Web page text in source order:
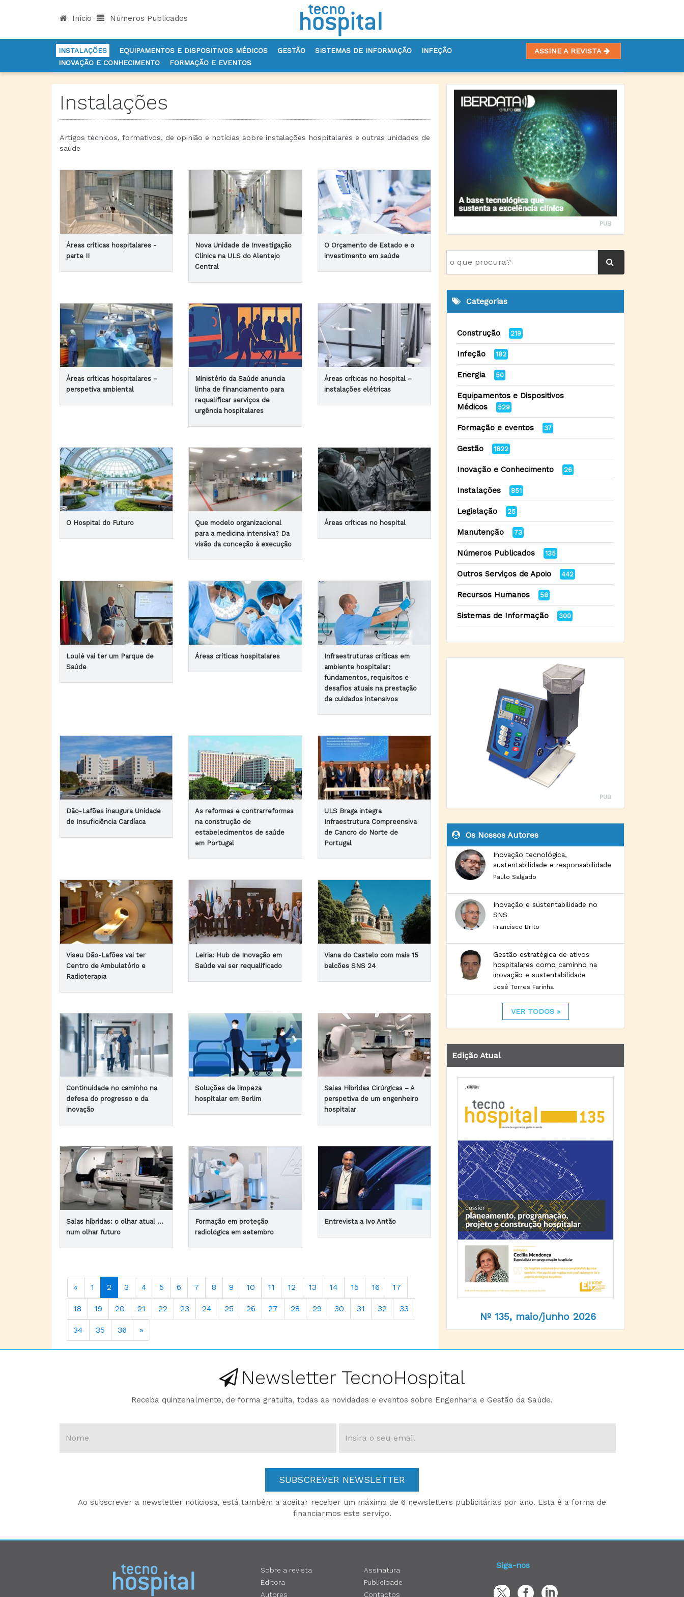
Início Números Publicados
INSTALAÇÕES EQUIPAMENTOS E DISPOSITIVOS MÉDICOS GESTÃO SISTEMAS DE INFORMAÇÃO
INFEÇÃO
INOVAÇÃO E CONHECIMENTO
FORMAÇÃO E EVENTOS
ASSINE A REVISTA
INÍCIO NOTÍCIAS INSTALAÇÕES
Instalações
Artigos técnicos, formativos, de opinião e notícias sobre instalações hospitalares e outras unidades de
saúde
Áreas críticas hospitalares -
parte II
Nova Unidade de Investigação
Clínica na ULS do Alentejo
Central
O Orçamento de Estado e o
investimento em saúde
Áreas críticas hospitalares –
perspetiva ambiental
Ministério da Saúde anuncia
linha de financiamento para
requalificar serviços de
urgência hospitalares
Áreas críticas no hospital –
instalações elétricas
O Hospital do Futuro
Que modelo organizacional
para a medicina intensiva? Da
visão da conceção à execução
Áreas críticas no hospital
Loulé vai ter um Parque de
Saúde
Áreas críticas hospitalares
Infraestruturas críticas em
ambiente hospitalar:
fundamentos, requisitos e
desafios atuais na prestação
de cuidados intensivos
Dão-Lafões inaugura Unidade
de Insuficiência Cardíaca
As reformas e contrarreformas
na construção de
estabelecimentos de saúde
em Portugal
ULS Braga integra
Infraestrutura Compreensiva
de Cancro do Norte de
Portugal
Viseu Dão-Lafões vai ter
Centro de Ambulatório e
Radioterapia
Leiria: Hub de Inovação em
Saúde vai ser requalificado
Viana do Castelo com mais 15
balcões SNS 24
Continuidade no caminho na
defesa do progresso e da
inovação
Soluções de limpeza
hospitalar em Berlim
Salas Híbridas Cirúrgicas – A
perspetiva de um engenheiro
hospitalar
Salas híbridas: o olhar atual …
num olhar futuro
Formação em proteção
radiológica em setembro
Entrevista a Ivo Antão
« 1 2 3 4 5 6 7 8 9 10 11 12 13 14 15 16 17
18 19 20 21 22 23 24 25 26 27 28 29 30 31 32 33
34 35 36 »
PUB
Categorias
Construção 219
Infeção 182
Energia 50
Equipamentos e Dispositivos
Médicos
529
Formação e eventos 37
Gestão 1822
Inovação e Conhecimento 26
Instalações 851
Legislação 25
Manutenção 73
Números Publicados 135
Outros Serviços de Apoio 442
Recursos Humanos 58
Sistemas de Informação 300
PUB
Os Nossos Autores
Inovação tecnológica,
sustentabilidade e responsabilidade
Paulo Salgado
Inovação e sustentabilidade no
SNS
Francisco Brito
Gestão estratégica de ativos
hospitalares como caminho na
inovação e sustentabilidade
José Torres Farinha
VER TODOS »
Edição Atual
Nº 135, maio/junho 2026
Newsletter TecnoHospital
Receba quinzenalmente, de forma gratuita, todas as novidades e eventos sobre Engenharia e Gestão da Saúde.
SUBSCREVER NEWSLETTER
Ao subscrever a newsletter noticiosa, está também a aceitar receber um máximo de 6 newsletters publicitárias por ano. Esta é a forma de
financiarmos este serviço.
Sobre a revista
Editora
Autores
Assinatura
Publicidade
Contactos
Siga-nos